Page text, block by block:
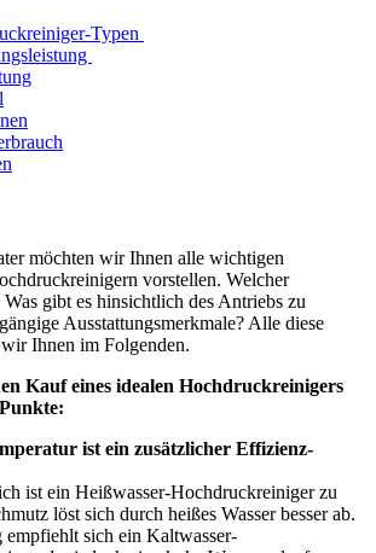
Typen
möchten wir Ihnen alle wichtigen
vorstellen. Welcher
gibt es hinsichtlich des Antriebs zu
Ausstattungsmerkmale? Alle diese
Ihnen im Folgenden.
Kauf eines idealen Hochdruckreinigers
ist ein zusätzlicher Effizienz-
ist ein Heißwasser-Hochdruckreiniger zu
löst sich durch heißes Wasser besser ab.
empfiehlt sich ein Kaltwasser-